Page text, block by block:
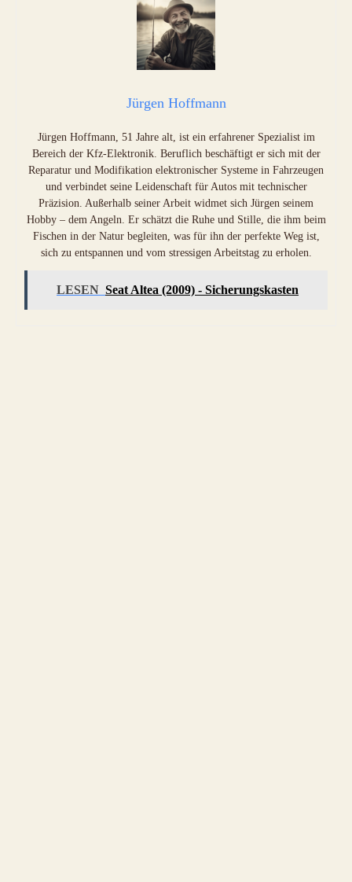
Jürgen Hoffmann
Jürgen Hoffmann, 51 Jahre alt, ist ein erfahrener Spezialist im
Bereich der Kfz-Elektronik. Beruflich beschäftigt er sich mit der
Reparatur und Modifikation elektronischer Systeme in Fahrzeugen
und verbindet seine Leidenschaft für Autos mit technischer
Präzision. Außerhalb seiner Arbeit widmet sich Jürgen seinem
Hobby – dem Angeln. Er schätzt die Ruhe und Stille, die ihm beim
Fischen in der Natur begleiten, was für ihn der perfekte Weg ist,
sich zu entspannen und vom stressigen Arbeitstag zu erholen.
LESEN Seat Altea (2009) - Sicherungskasten